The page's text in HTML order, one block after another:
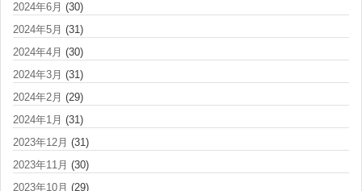
2024年6月 (30)
2024年5月 (31)
2024年4月 (30)
2024年3月 (31)
2024年2月 (29)
2024年1月 (31)
2023年12月 (31)
2023年11月 (30)
2023年10月 (29)